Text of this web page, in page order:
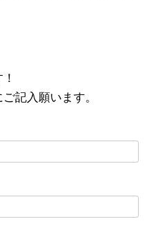
記入願います。